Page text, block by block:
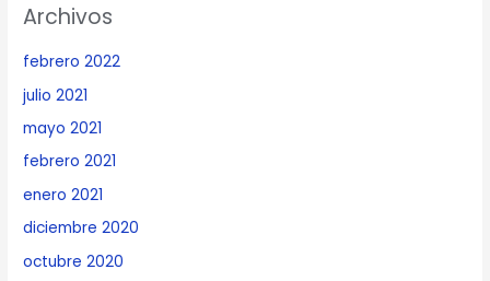
Archivos
febrero 2022
julio 2021
mayo 2021
febrero 2021
enero 2021
diciembre 2020
octubre 2020